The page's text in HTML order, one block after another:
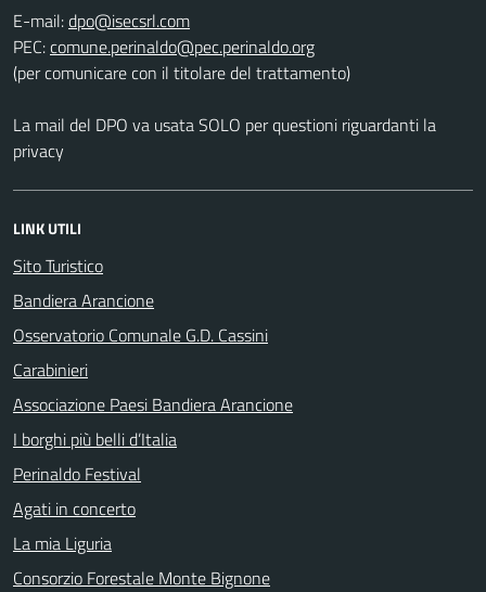
E-mail:
PEC:
(per comunicare con il titolare del trattamento)
La mail del DPO va usata SOLO per questioni riguardanti la
privacy
LINK UTILI
Sito Turistico
Bandiera Arancione
Osservatorio Comunale G.D. Cassini
Carabinieri
Associazione Paesi Bandiera Arancione
I borghi più belli d’Italia
Perinaldo Festival
Agati in concerto
La mia Liguria
Consorzio Forestale Monte Bignone